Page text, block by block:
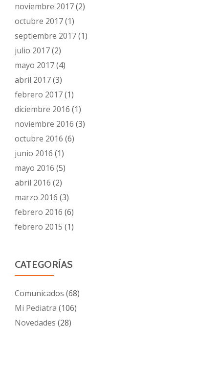
noviembre 2017(2)
octubre 2017(1)
septiembre 2017(1)
julio 2017(2)
mayo 2017(4)
abril 2017(3)
febrero 2017(1)
diciembre 2016 (1)
noviembre 2016 (3)
octubre 2016 (6)
junio 2016 (1)
mayo 2016 (5)
abril 2016 (2)
marzo 2016 (3)
febrero 2016 (6)
febrero 2015 (1)
CATEGORÍAS
Comunicados (68)
Mi Pediatra (106)
Novedades (28)